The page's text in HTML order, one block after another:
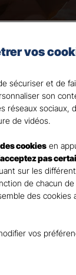
de
les
de la
vos
sécuriser et de
son
réseaux sociaux,
de vidéos.
cookies en
pas
sur les
de chacun
des cookies
vos